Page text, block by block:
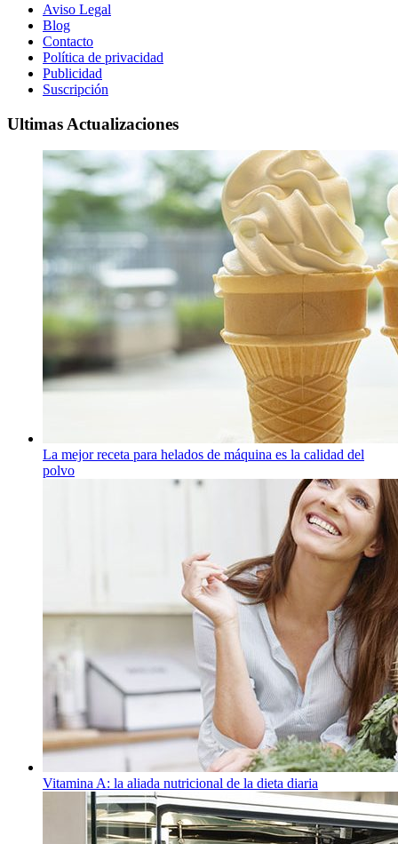
Aviso Legal
Blog
Contacto
Política de privacidad
Publicidad
Suscripción
Ultimas Actualizaciones
La mejor receta para helados de máquina es la calidad del
polvo
Vitamina A: la aliada nutricional de la dieta diaria